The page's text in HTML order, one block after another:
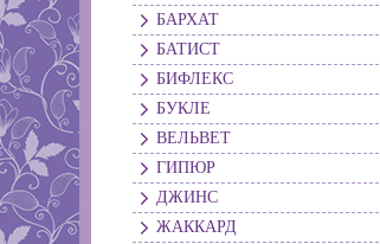
БАРХАТ
БАТИСТ
БИФЛЕКС
БУКЛЕ
ВЕЛЬВЕТ
ГИПЮР
ДЖИНС
ЖАККАРД